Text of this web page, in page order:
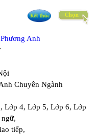
Anh
Chuyên Ngành
Lớp 4, Lớp 5, Lớp 6, Lớp
tiếp,